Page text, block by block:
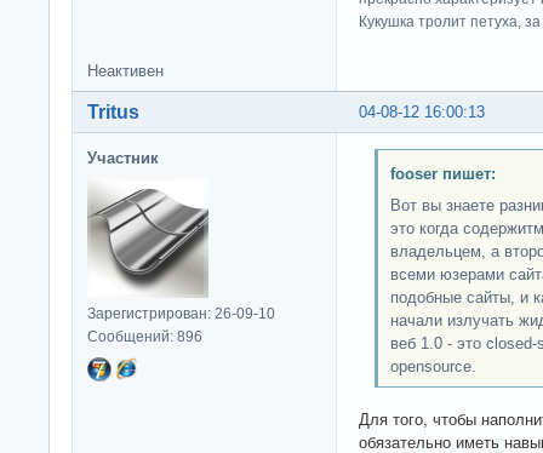
Кукушка тролит петуха,
Неактивен
04-08-12 16:00:13
Tritus
Участник
Зарегистрирован: 26-09-10
Сообщений: 896
fooser пишет:
Вот вы знаете
это когда
владельцем, а
всеми юзерами
подобные сайты, и
начали излучать
веб 1.0 - это
opensource.
Для того, чтобы
обязательно иметь